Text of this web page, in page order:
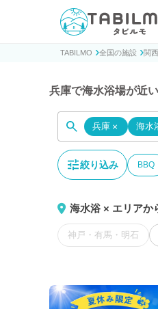
貸別荘コテージ・一棟
TABILMO 全国の施設 関西
兵庫で海水浴場が近
兵庫 × 海水
絞り込み BBQ
海水浴 × エリアか
神戸・有馬・明石